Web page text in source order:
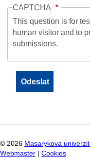
CAPTCHA
This question is for
human visitor and to
submissions.
© 2026 Masarykova
Webmaster
Cookies